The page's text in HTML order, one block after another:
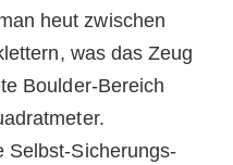
heut zwischen
was das Zeug
Boulder-Bereich
Selbst-Sicherungs-